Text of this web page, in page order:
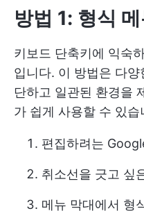
방법 1: 형식
키보드 단축키에 익숙
입니다. 이 방법은 다
단하고 일관된 환경을
가 쉽게 사용할 수 있습
편집하려는
취소선을 긋고 싶
메뉴 막대에서 형